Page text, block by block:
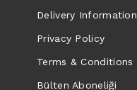
Delivery Information
Privacy Policy
Terms & Conditions
Bülten Aboneliği